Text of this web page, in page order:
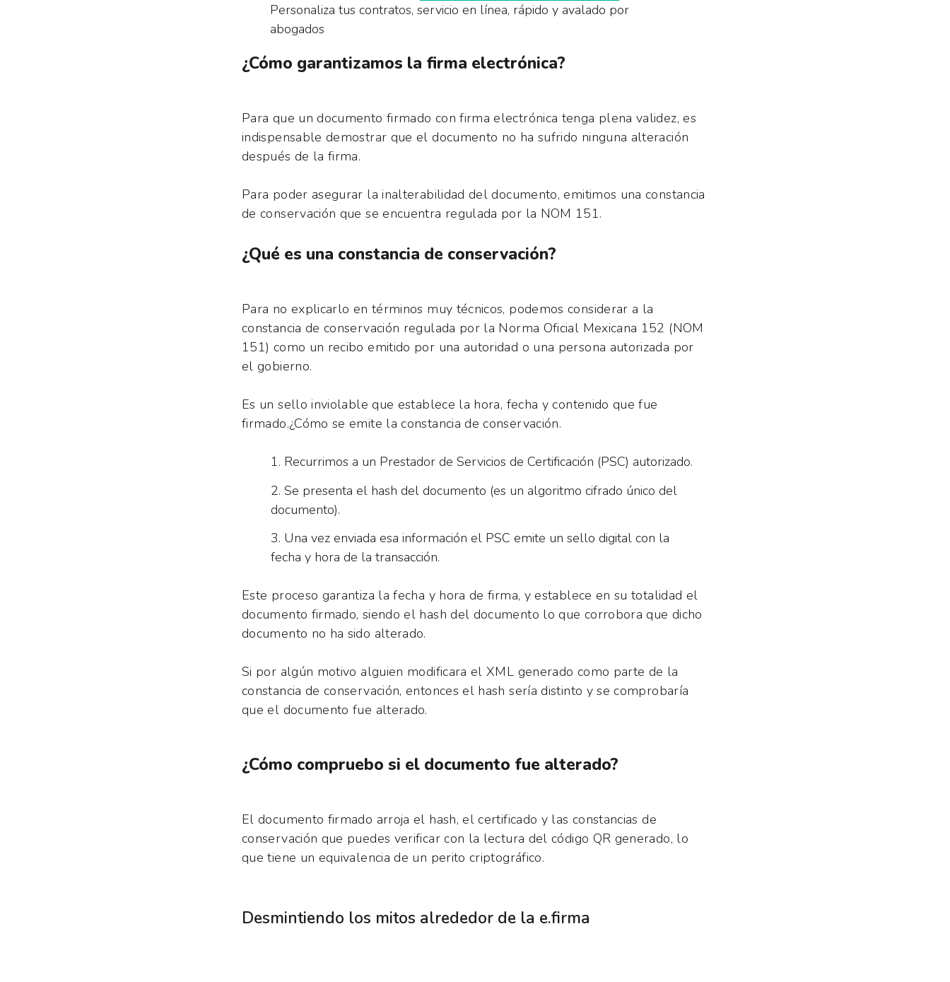
Personaliza tus contratos, servicio en línea, rápido y avalado por
abogados
¿Cómo garantizamos la firma electrónica?
Para que un documento firmado con firma electrónica tenga plena validez, es
indispensable demostrar que el documento no ha sufrido ninguna alteración
después de la firma.
Para poder asegurar la inalterabilidad del documento, emitimos una constancia
de conservación que se encuentra regulada por la NOM 151.
¿Qué es una constancia de conservación?
Para no explicarlo en términos muy técnicos, podemos considerar a la
constancia de conservación regulada por la Norma Oficial Mexicana 152 (NOM
151) como un recibo emitido por una autoridad o una persona autorizada por
el gobierno.
Es un sello inviolable que establece la hora, fecha y contenido que fue
firmado.¿Cómo se emite la constancia de conservación.
Recurrimos a un Prestador de Servicios de Certificación (PSC) autorizado.
Se presenta el hash del documento (es un algoritmo cifrado único del
documento).
Una vez enviada esa información el PSC emite un sello digital con la
fecha y hora de la transacción.
Este proceso garantiza la fecha y hora de firma, y establece en su totalidad el
documento firmado, siendo el hash del documento lo que corrobora que dicho
documento no ha sido alterado.
Si por algún motivo alguien modificara el XML generado como parte de la
constancia de conservación, entonces el hash sería distinto y se comprobaría
que el documento fue alterado.
¿Cómo compruebo si el documento fue alterado?
El documento firmado arroja el hash, el certificado y las constancias de
conservación que puedes verificar con la lectura del código QR generado, lo
que tiene un equivalencia de un perito criptográfico.
Desmintiendo los mitos alrededor de la e.firma